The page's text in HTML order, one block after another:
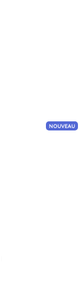
NOUVEAU